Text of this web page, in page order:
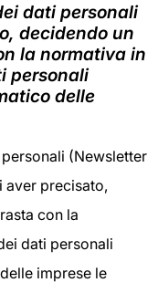
dati personali
decidendo un
la normativa in
personali
delle
(Newsletter
precisato,
con la
dati personali
imprese le